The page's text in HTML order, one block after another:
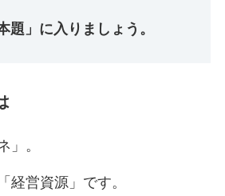
題」に入りましょう。
」。
経営資源」です。